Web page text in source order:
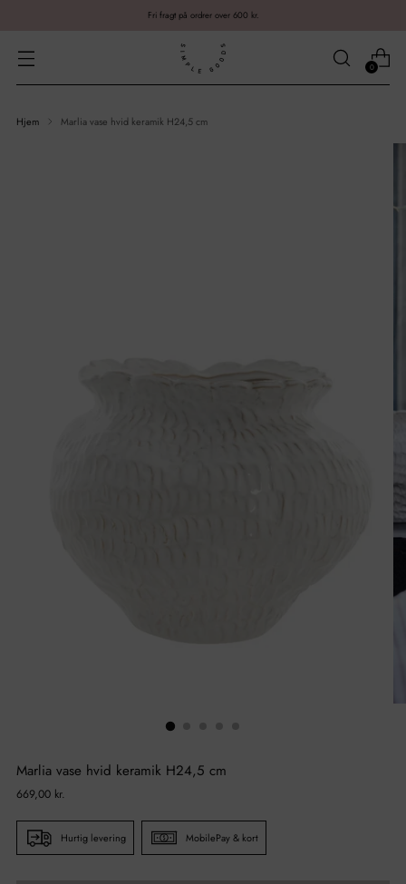
Fri fragt på ordrer over 600 kr.
0
Hjem Marlia vase hvid keramik H24,5 cm
Marlia vase hvid keramik H24,5 cm
Normal
669,00 kr.
Hurtig levering MobilePay & kort